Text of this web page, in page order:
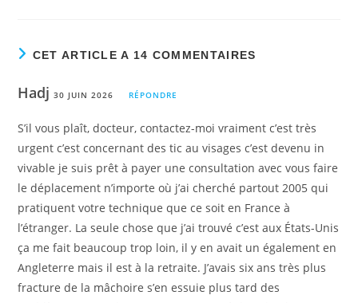
CET ARTICLE A 14 COMMENTAIRES
Hadj30 JUIN 2026 RÉPONDRE
S’il vous plaît, docteur, contactez-moi vraiment c’est très
urgent c’est concernant des tic au visages c’est devenu in
vivable je suis prêt à payer une consultation avec vous faire
le déplacement n’importe où j’ai cherché partout 2005 qui
pratiquent votre technique que ce soit en France à
l’étranger. La seule chose que j’ai trouvé c’est aux États-Unis
ça me fait beaucoup trop loin, il y en avait un également en
Angleterre mais il est à la retraite. J’avais six ans très plus
fracture de la mâchoire s’en essuie plus tard des